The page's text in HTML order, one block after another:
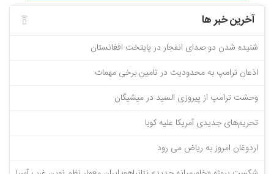
آخرین خبر ها
شنیده شدن دو صدای انفجار در پایتخت افغانستان
اذعان ترامپ به محدودیت در تامین برخی مهمات
وحشت ترامپ از پیروزی السید در میشیگان
تحریم‌های جدیدی آمریکا علیه کوبا
اردوغان امروز به ریاض می رود